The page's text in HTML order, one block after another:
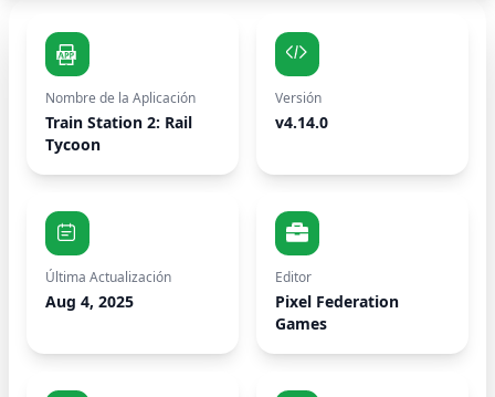
Nombre de la Aplicación
Train Station 2: Rail
Tycoon
Versión
v4.14.0
Última Actualización
Aug 4, 2025
Editor
Pixel Federation
Games